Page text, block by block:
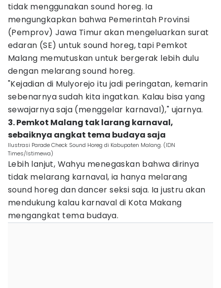
tidak menggunakan sound horeg. Ia
mengungkapkan bahwa Pemerintah Provinsi
(Pemprov) Jawa Timur akan mengeluarkan surat
edaran (SE) untuk sound horeg, tapi Pemkot
Malang memutuskan untuk bergerak lebih dulu
dengan melarang sound horeg.
"Kejadian di Mulyorejo itu jadi peringatan, kemarin
sebenarnya sudah kita ingatkan. Kalau bisa yang
sewajarnya saja (menggelar karnaval)," ujarnya.
3. Pemkot Malang tak larang karnaval,
sebaiknya angkat tema budaya saja
Ilustrasi Parade Check Sound Horeg di Kabupaten Malang. (IDN
Times/Istimewa)
Lebih lanjut, Wahyu menegaskan bahwa dirinya
tidak melarang karnaval, ia hanya melarang
sound horeg dan dancer seksi saja. Ia justru akan
mendukung kalau karnaval di Kota Makang
mengangkat tema budaya.